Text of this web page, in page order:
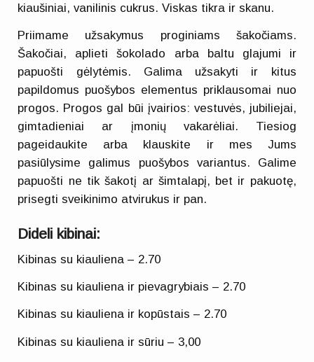
kiaušiniai, vanilinis cukrus. Viskas tikra ir skanu.
Priimame užsakymus proginiams šakočiams.
Šakočiai, aplieti šokolado arba baltu glajumi ir
papuošti gėlytėmis. Galima užsakyti ir kitus
papildomus puošybos elementus priklausomai nuo
progos. Progos gal būi įvairios: vestuvės, jubiliejai,
gimtadieniai ar įmonių vakarėliai. Tiesiog
pageidaukite arba klauskite ir mes Jums
pasiūlysime galimus puošybos variantus. Galime
papuošti ne tik šakotį ar šimtalapį, bet ir pakuotę,
prisegti sveikinimo atvirukus ir pan.
Dideli kibinai:
Kibinas su kiauliena – 2.70
Kibinas su kiauliena ir pievagrybiais – 2.70
Kibinas su kiauliena ir kopūstais – 2.70
Kibinas su kiauliena ir sūriu – 3,00